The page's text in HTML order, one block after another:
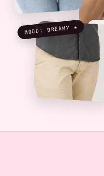
★ MOOD: DREAMY